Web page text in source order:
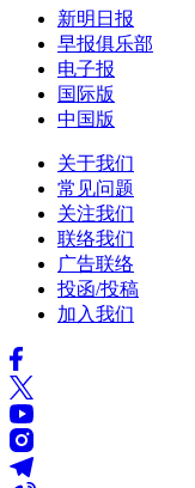
新明日报
早报俱乐部
电子报
国际版
中国版
关于我们
常见问题
关注我们
联络我们
广告联络
投函/投稿
加入我们